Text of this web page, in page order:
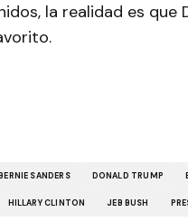
la realidad es que
SANDERS DONALD TRUMP
HILLARY CLINTON JEB BUSH